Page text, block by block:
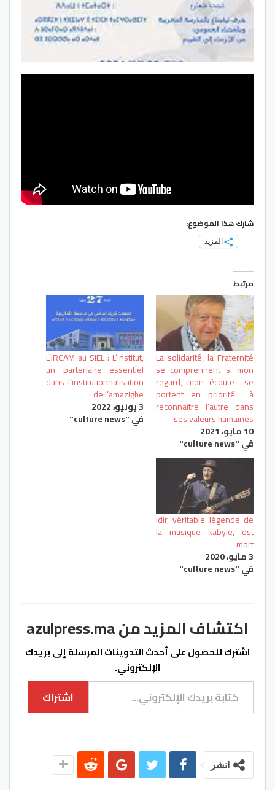
شارك هذا الموضوع:
المزيد
مرتبط
La solidarité, la Fraternité
se comprennent si mon
regard, mon écoute se
portent en priorité à
reconnaître l’autre dans
ses valeurs humaines
10 مايو، 2021
في "culture news"
L’IRCAM au SIEL : L’Institut,
un partenaire essentiel
dans l’institutionnalisation
de l’amazighe
3 يونيو، 2022
في "culture news"
Idir, véritable légende de
la musique kabyle, est
mort
3 مايو، 2020
في "culture news"
اكتشاف المزيد من azulpress.ma
اشترك للحصول على أحدث التدوينات المرسلة إلى بريدك
الإلكتروني.
كتابة بريدك الإلكتروني...
اشتراك
انشر